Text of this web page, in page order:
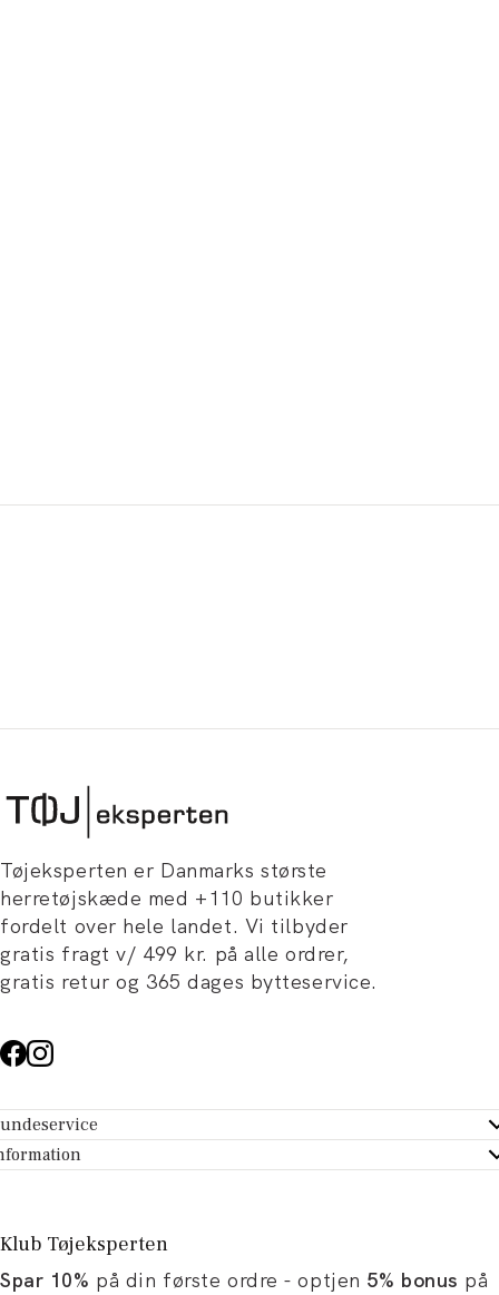
Tøjeksperten er Danmarks største
herretøjskæde med +110 butikker
fordelt over hele landet. Vi tilbyder
gratis fragt v/ 499 kr. på alle ordrer,
gratis retur og 365 dages bytteservice.
- Hjælpecenter
dit køb
Tøjeksperten
og artikler
Klub Tøjeksperten
Spar 10% på din første ordre - optjen 5% bonus på